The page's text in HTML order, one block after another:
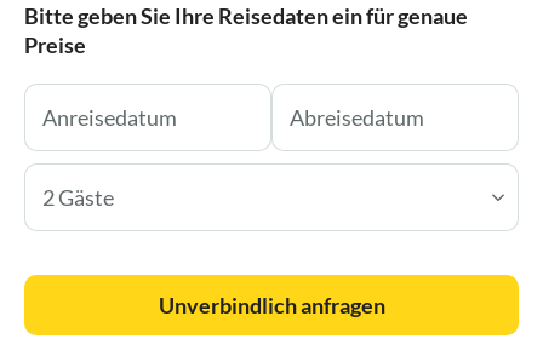
Bitte geben Sie Ihre Reisedaten ein für genaue
Preise
2 Gäste
Unverbindlich anfragen